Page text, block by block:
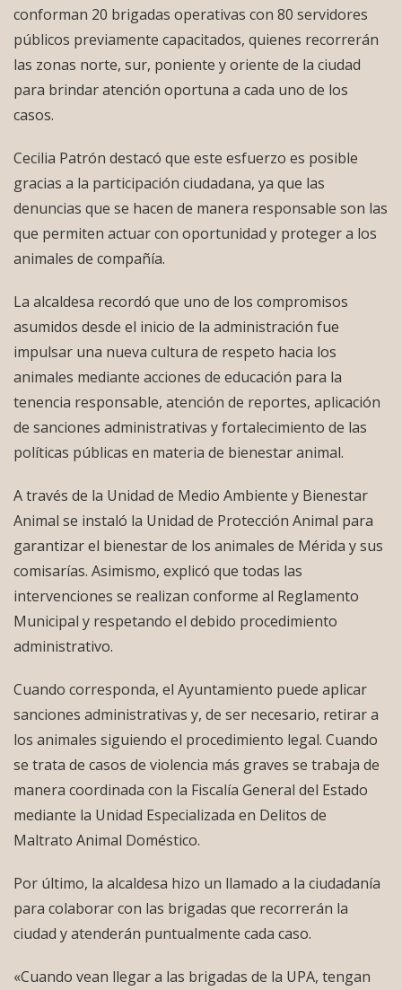
conforman 20 brigadas operativas con 80 servidores
públicos previamente capacitados, quienes recorrerán
las zonas norte, sur, poniente y oriente de la ciudad
para brindar atención oportuna a cada uno de los
casos.
Cecilia Patrón destacó que este esfuerzo es posible
gracias a la participación ciudadana, ya que las
denuncias que se hacen de manera responsable son las
que permiten actuar con oportunidad y proteger a los
animales de compañía.
La alcaldesa recordó que uno de los compromisos
asumidos desde el inicio de la administración fue
impulsar una nueva cultura de respeto hacia los
animales mediante acciones de educación para la
tenencia responsable, atención de reportes, aplicación
de sanciones administrativas y fortalecimiento de las
políticas públicas en materia de bienestar animal.
A través de la Unidad de Medio Ambiente y Bienestar
Animal se instaló la Unidad de Protección Animal para
garantizar el bienestar de los animales de Mérida y sus
comisarías. Asimismo, explicó que todas las
intervenciones se realizan conforme al Reglamento
Municipal y respetando el debido procedimiento
administrativo.
Cuando corresponda, el Ayuntamiento puede aplicar
sanciones administrativas y, de ser necesario, retirar a
los animales siguiendo el procedimiento legal. Cuando
se trata de casos de violencia más graves se trabaja de
manera coordinada con la Fiscalía General del Estado
mediante la Unidad Especializada en Delitos de
Maltrato Animal Doméstico.
Por último, la alcaldesa hizo un llamado a la ciudadanía
para colaborar con las brigadas que recorrerán la
ciudad y atenderán puntualmente cada caso.
«Cuando vean llegar a las brigadas de la UPA, tengan